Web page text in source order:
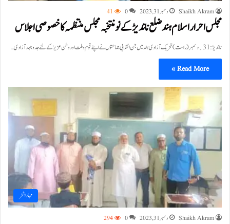
Shaikh Akram دسمبر 31, 2023 0
41
مجلس احرار اسلام ہند ضلع ناندیڑ کے نومنتخبہ مجلس منتظمہ کا خصوصی اجلاس
ناندیڑ:31؍دسمبر (راست) تحریک آزادی ہند میں جن انقلابی جماعتوں نے اپنے قوم وملت اور وطن عزیز کے لئے جدوجہد آزادی…
Read More »
مہاراشٹر
Shaikh Akram دسمبر 31, 2023 0
294